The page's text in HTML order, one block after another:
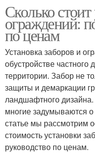
Забор без ущерба
Сколько
ограждений:
по ценам
Установка заборов и
обустройстве
территории. Забор не
защиты и демаркации
ландшафтного
многие задумываются о
статье мы рассмотрим
стоимость установки
руководство по ценам.